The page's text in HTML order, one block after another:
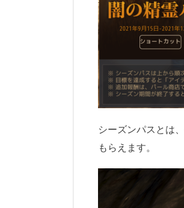
シーズンパスとは、
もらえます。